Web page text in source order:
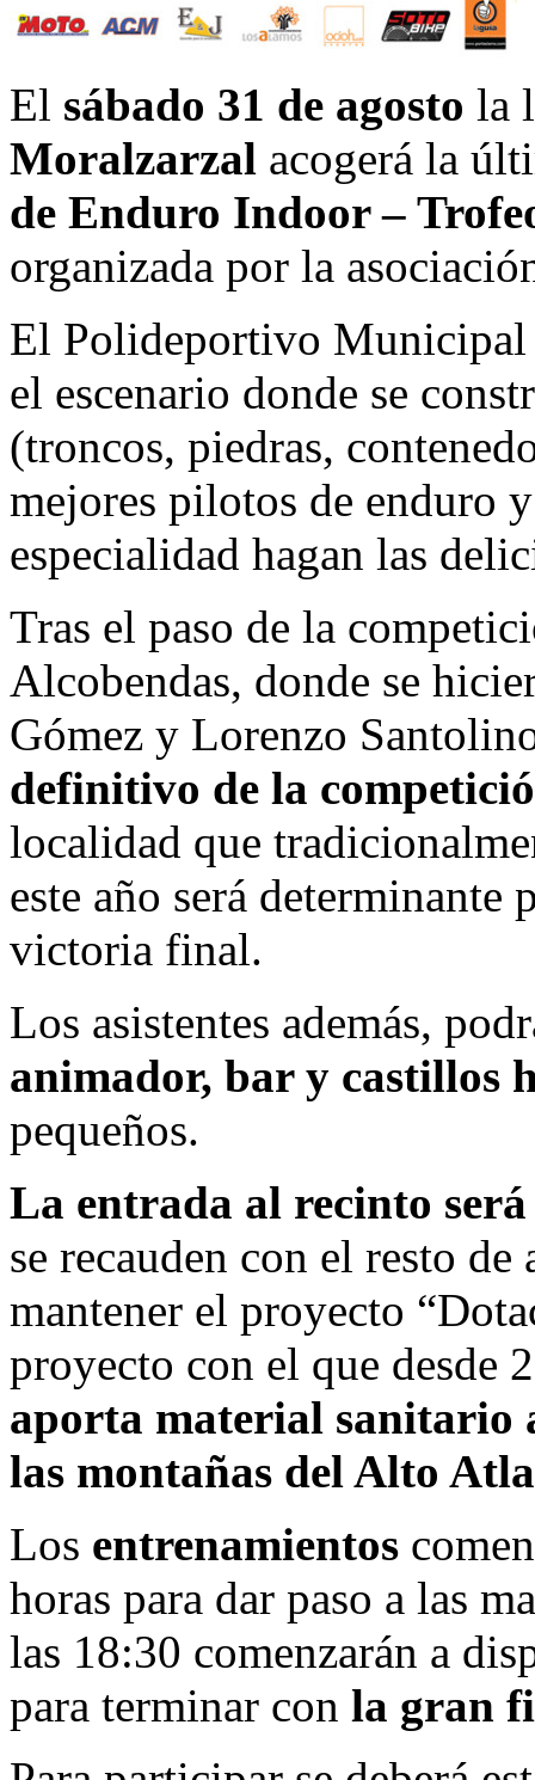
El sábado 31 de agosto la
Moralzarzal acogerá la
de Enduro Indoor –
organizada por la
El Polideportivo
el escenario donde se
(troncos, piedras,
mejores pilotos de enduro
especialidad hagan las
Tras el paso de la
Alcobendas, donde se
Gómez y Lorenzo
definitivo de la
localidad que
este año será determinante
victoria final.
Los asistentes además,
animador, bar y castillos
pequeños.
La entrada al recinto
se recauden con el resto
mantener el proyecto
proyecto con el que desde
aporta material sanitario
las montañas del Alto
Los entrenamientos
horas para dar paso a las
las 18:30 comenzarán a
para terminar con la gran